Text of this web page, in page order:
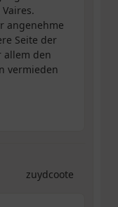
angenehme
Seite der
allem den
vermieden
zuydcoote